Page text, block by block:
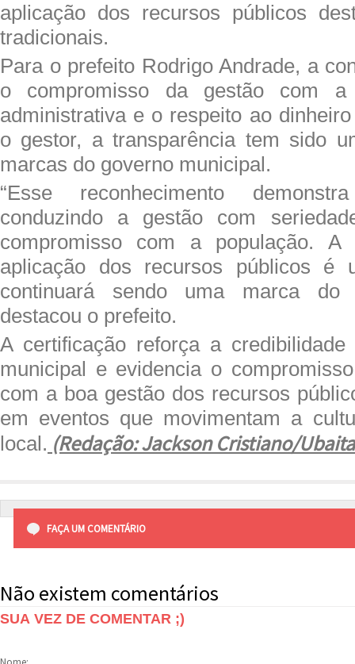
aplicação dos recursos públicos
tradicionais.
Para o prefeito Rodrigo Andrade, a
o compromisso da gestão com a
administrativa e o respeito ao
o gestor, a transparência tem sido
marcas do governo municipal.
“Esse reconhecimento
conduzindo a gestão com
compromisso com a população. A
aplicação dos recursos públicos é
continuará sendo uma marca do
destacou o prefeito.
A certificação reforça a credibilidade
municipal e evidencia o
com a boa gestão dos recursos
em eventos que movimentam a
local. (Redação: Jackson Cristiano/
FAÇA UM COMENTÁRIO
Não existem comentários
SUA VEZ DE COMENTAR ;)